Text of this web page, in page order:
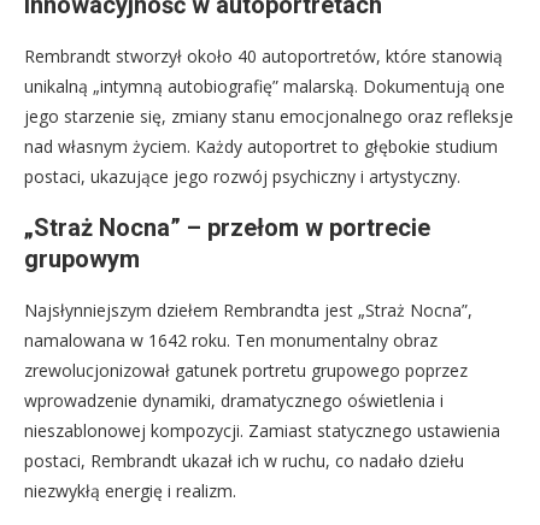
Rembrandt stworzył około 40 autoportretów, które stanowią
unikalną „intymną autobiografię” malarską. Dokumentują one
jego starzenie się, zmiany stanu emocjonalnego oraz refleksje
nad własnym życiem. Każdy autoportret to głębokie studium
postaci, ukazujące jego rozwój psychiczny i artystyczny.
„Straż Nocna” – przełom w portrecie
grupowym
Najsłynniejszym dziełem Rembrandta jest „Straż Nocna”,
namalowana w 1642 roku. Ten monumentalny obraz
zrewolucjonizował gatunek portretu grupowego poprzez
wprowadzenie dynamiki, dramatycznego oświetlenia i
nieszablonowej kompozycji. Zamiast statycznego ustawienia
postaci, Rembrandt ukazał ich w ruchu, co nadało dziełu
niezwykłą energię i realizm.